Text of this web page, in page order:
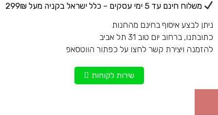
משלוח חינם עד 5 ימי עסקים – כלל ישראל בקניה מעל 299₪
ניתן לבצע איסוף בחינם מהחנות
כתובתנו, ברחוב יום טוב 31 תל אביב
להזמנה ויצירת קשר לחצו על כפתור הווטסאפ
שירות לקוחות